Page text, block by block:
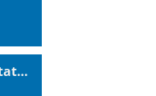
prov. JUGA Regattatraining